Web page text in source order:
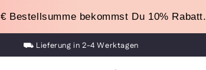
€ Bestellsumme bekommst Du 10% Rabatt.
100% naturreine Bio ätherische Öle